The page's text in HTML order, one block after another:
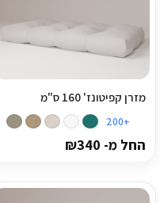
מזרן קפיטונז' 160 ס"מ
+200
החל מ- ₪340